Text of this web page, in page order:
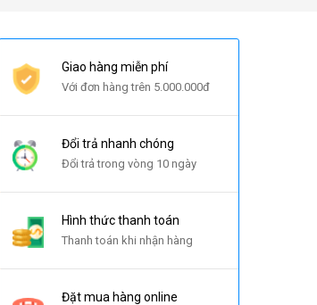
Giao hàng miễn phí
Với đơn hàng trên 5.000.000đ
Đổi trả nhanh chóng
Đổi trả trong vòng 10 ngày
Hình thức thanh toán
Thanh toán khi nhận hàng
Đặt mua hàng online